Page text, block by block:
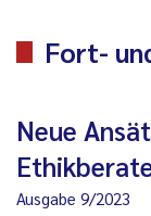
Fort-
Neue
Ausgabe 9/2023